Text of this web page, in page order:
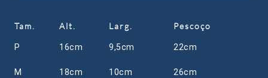
Tam. Alt. Larg. Pescoço
P 16cm 9,5cm 22cm
M 18cm 10cm 26cm